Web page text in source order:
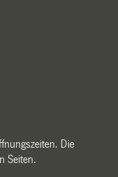
Die
Seiten.